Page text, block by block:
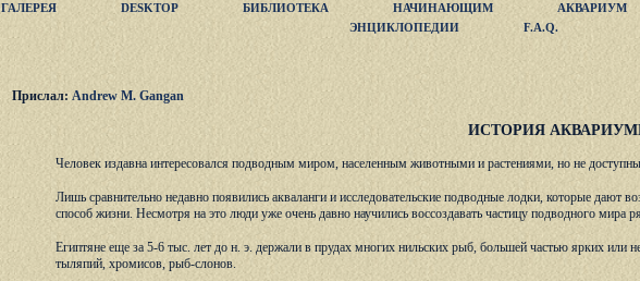
ГАЛЕРЕЯ DESKTOP БИБЛИОТЕКА НАЧИНАЮЩИМ АКВАРИУМ
ЭНЦИКЛОПЕДИИ
F.A.Q.
Прислал: Andrew M. Gangan
ИСТОРИЯ
Человек издавна интересовался подводным миром, населенным животными и растениями, но не
Лишь сравнительно недавно появились акваланги и исследовательские подводные лодки, которые дают
способ жизни. Несмотря на это люди уже очень давно научились воссоздавать частицу подводного мира
Египтяне еще за 5-6 тыс. лет до н. э. держали в прудах многих нильских рыб, большей частью ярких
тыляпий, хромисов, рыб-слонов.